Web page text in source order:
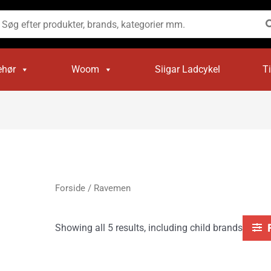
Woom Siigar Ladcykel
Forside/ Ravemen
Showing all 5 results, including child brands